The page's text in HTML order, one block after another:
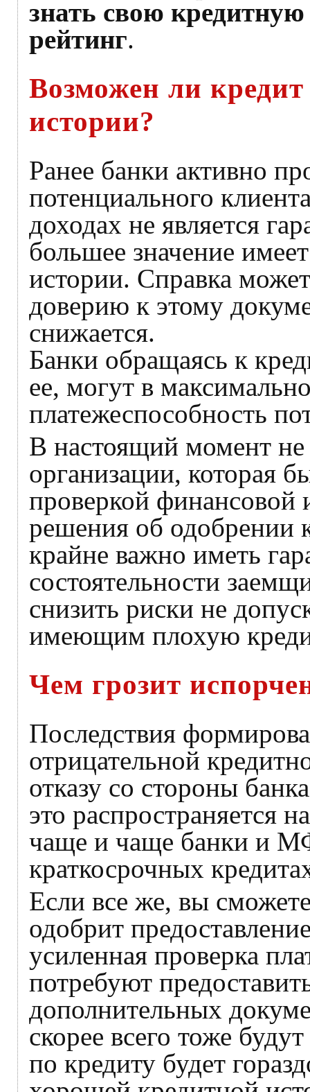
знать свою
рейтинг.
Возможен ли
истории?
Ранее банки активно
потенциального
доходах не является
большее значение
истории. Справка
доверию к этому
снижается.
Банки обращаясь к
ее, могут в
платежеспособность
В настоящий момент не
организации, которая
проверкой финансовой
решения об
крайне важно иметь
состоятельности
снизить риски не
имеющим плохую
Чем грозит
Последствия
отрицательной
отказу со стороны
это распространяется
чаще и чаще банки и
краткосрочных
Если все же, вы
одобрит
усиленная проверка
потребуют
дополнительных
скорее всего тоже
по кредиту будет